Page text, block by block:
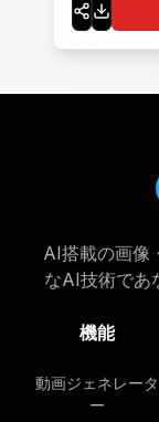
brightly
AI搭載の画像
なAI技術であ
機能
動画ジェネレータ
ー